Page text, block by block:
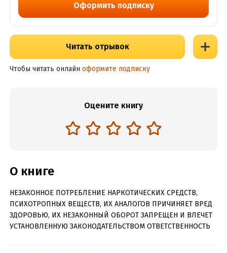
Оформить подписку
Читать отрывок
Чтобы читать онлайн оформите подписку
Оцените книгу
О книге
НЕЗАКОННОЕ ПОТРЕБЛЕНИЕ НАРКОТИЧЕСКИХ СРЕДСТВ,
ПСИХОТРОПНЫХ ВЕЩЕСТВ, ИХ АНАЛОГОВ ПРИЧИНЯЕТ ВРЕД
ЗДОРОВЬЮ, ИХ НЕЗАКОННЫЙ ОБОРОТ ЗАПРЕЩЕН И ВЛЕЧЕТ
УСТАНОВЛЕННУЮ ЗАКОНОДАТЕЛЬСТВОМ ОТВЕТСТВЕННОСТЬ